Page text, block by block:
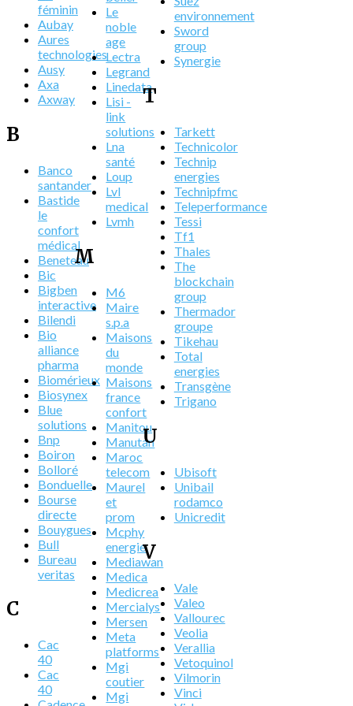
féminin
Aubay
Aures
technologies
Ausy
Axa
Axway
B
Banco
santander
Bastide
le
confort
médical
Beneteau
Bic
Bigben
interactive
Bilendi
Bio
alliance
pharma
Biomérieux
Biosynex
Blue
solutions
Bnp
Boiron
Bolloré
Bonduelle
Bourse
directe
Bouygues
Bull
Bureau
veritas
C
Cac
40
Cac
40
Le
noble
age
Lectra
Legrand
Linedata
Lisi -
link
solutions
Lna
santé
Loup
Lvl
medical
Lvmh
M
M6
Maire
s.p.a
Maisons
du
monde
Maisons
france
confort
Manitou
Manutan
Maroc
telecom
Maurel
et
prom
Mcphy
energie
Mediawan
Medica
Medicrea
Mercialys
Mersen
Meta
platforms
Mgi
coutier
Mgi
environnement
Sword
group
Synergie
T
Tarkett
Technicolor
Technip
energies
Technipfmc
Teleperformance
Tessi
Tf1
Thales
The
blockchain
group
Thermador
groupe
Tikehau
Total
energies
Transgène
Trigano
U
Ubisoft
Unibail
rodamco
Unicredit
V
Vale
Valeo
Vallourec
Veolia
Verallia
Vetoquinol
Vilmorin
Vinci